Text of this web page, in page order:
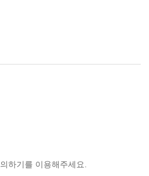
하기를 이용해주세요.